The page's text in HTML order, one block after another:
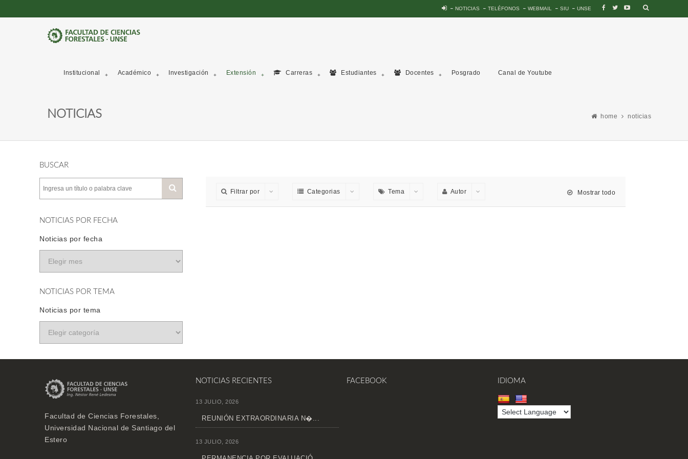
NOTICIAS TELÉFONOS WEBMAIL SIU UNSE
Institucional Académico Investigación Extensión Carreras Estudiantes Docentes Posgrado Canal de Youtube
NOTICIAS home noticias
BUSCAR
NOTICIAS POR FECHA
Noticias por fecha
NOTICIAS POR TEMA
Noticias por tema
Filtrar por Categorias Tema Autor Mostrar todo
Facultad de Ciencias Forestales,
Universidad Nacional de Santiago del
Estero
NOTICIAS RECIENTES
13 JULIO, 2026
REUNIÓN EXTRAORDINARIA N�...
13 JULIO, 2026
FACEBOOK IDIOMA